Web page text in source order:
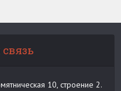
10, строение 2.